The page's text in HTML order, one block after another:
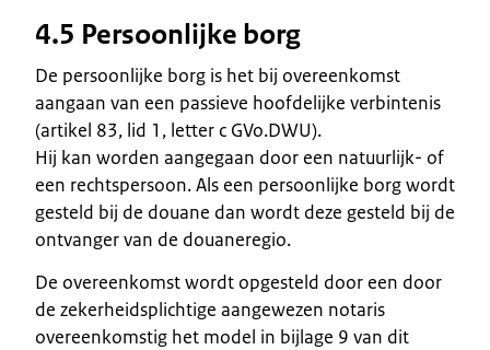
4.5 Persoonlijke borg
De persoonlijke borg is het bij overeenkomst
aangaan van een passieve hoofdelijke verbintenis
(artikel 83, lid 1, letter c GVo.DWU).
Hij kan worden aangegaan door een natuurlijk- of
een rechtspersoon. Als een persoonlijke borg wordt
gesteld bij de douane dan wordt deze gesteld bij de
ontvanger van de douaneregio.
De overeenkomst wordt opgesteld door een door
de zekerheidsplichtige aangewezen notaris
overeenkomstig het model in bijlage 9 van dit